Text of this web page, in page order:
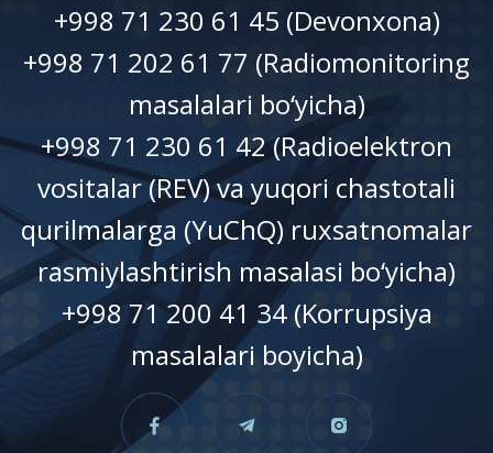
+998 71 230 61 45 (Devonxonа)
+998 71 202 61 77 (Radiomonitoring
masalalari bo‘yicha)
+998 71 230 61 42 (Radioelektron
vositalar (REV) va yuqori chastotali
qurilmalarga (YuChQ) ruxsatnomalar
rasmiylashtirish masalasi bo‘yicha)
+998 71 200 41 34 (Korrupsiya
masalalari boyicha)